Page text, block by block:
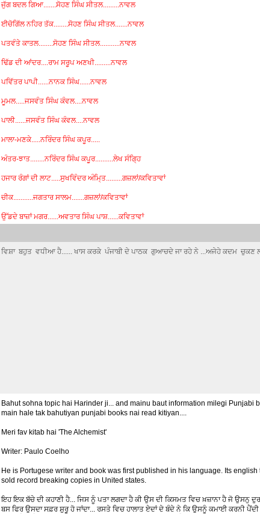
ਜੁੱਗ ਬਦਲ ਗਿਆ.......ਸੋਹਣ ਸਿੰਘ ਸੀਤਲ.........ਨਾਵਲ
ਈਚੋਗਿੱਲ ਨਹਿਰ ਤੱਕ........ਸੋਹਣ ਸਿੰਘ ਸੀਤਲ.......ਨਾਵਲ
ਪਤਵੰਤੇ ਕਾਤਲ........ਸੋਹਣ ਸਿੰਘ ਸੀਤਲ...........ਨਾਵਲ
ਢਿੱਡ ਦੀ ਆਂਦਰ....ਰਾਮ ਸਰੂਪ ਅਣਖੀ.........ਨਾਵਲ
ਪਵਿੱਤਰ ਪਾਪੀ......ਨਾਨਕ ਸਿੰਘ......ਨਾਵਲ
ਮੂਮਲ.....ਜਸਵੰਤ ਸਿੰਘ ਕੰਵਲ....ਨਾਵਲ
ਪਾਲੀ......ਜਸਵੰਤ ਸਿੰਘ ਕੰਵਲ....ਨਾਵਲ
ਮਾਲਾ-ਮਣਕੇ.....ਨਰਿੰਦਰ ਸਿੰਘ ਕਪੂਰ.....
ਅੰਤਰ-ਝਾਤ........ਨਰਿੰਦਰ ਸਿੰਘ ਕਪੂਰ..........ਲੇਖ ਸੰਗਿ੍ਹ
ਹਜਾਰ ਰੰਗਾਂ ਦੀ ਲਾਟ.....ਸੁਖਵਿੰਦਰ ਅੰਮਿ੍ਤ.........ਗਜ਼ਲਾਂ/ਕਵਿਤਾਵਾਂ
ਚੀਕ...........ਜਗਤਾਰ ਸਾਲਮ.......ਗਜ਼ਲਾਂ/ਕਵਿਤਾਵਾਂ
ਉੱਡਦੇ ਬਾਜ਼ਾਂ ਮਗਰ......ਅਵਤਾਰ ਸਿੰਘ ਪਾਸ਼......ਕਵਿਤਾਵਾਂ
ਵਿਸ਼ਾ ਬਹੁਤ ਵਧੀਆ ਹੈ...... ਖਾਸ ਕਰਕੇ ਪੰਜਾਬੀ ਦੇ ਪਾਠਕ ਗੁਆਚਦੇ ਜਾ ਰਹੇ ਨੇ ...ਅਜੇਹੇ ਕਦਮ ਚੁਕਣ
Bahut sohna topic hai Harinder ji... and mainu baut information milegi Punjabi
main hale tak bahutiyan punjabi books nai read kitiyan....
Meri fav kitab hai 'The Alchemist'
Writer: Paulo Coelho
He is Portugese writer and book was first published in his language. Its english
sold record breaking copies in United states.
ਇਹ ਇਕ ਬੱਚੇ ਦੀ ਕਹਾਣੀ ਹੈ... ਜਿਸ ਨੂੰ ਪਤਾ ਲਗਦਾ ਹੈ ਕੀ ਉਸ ਦੀ ਕਿਸਮਤ ਵਿਚ ਖ਼ਜ਼ਾਨਾ ਹੈ ਜੋ ਉਸਨੁ
ਬਸ ਫਿਰ ਉਸਦਾ ਸਫ਼ਰ ਸ਼ੁਰੂ ਹੋ ਜਾਂਦਾ... ਰਸਤੇ ਵਿਚ ਹਾਲਾਤ ਏਦਾਂ ਦੇ ਬੰਦੇ ਨੇ ਕਿ ਉਸਨੂੰ ਕਮਾਈ ਕਰਨੀ ਪੈਂਦੀ